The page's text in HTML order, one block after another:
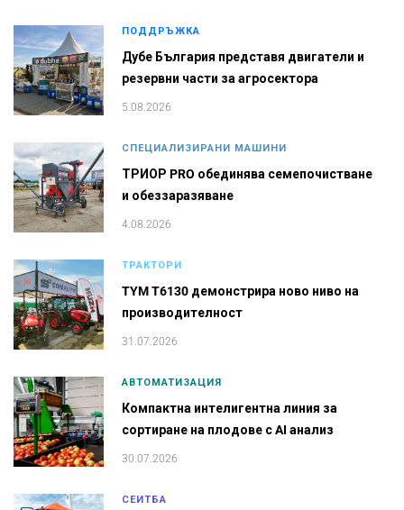
ПОДДРЪЖКА
Дубе България представя двигатели и
резервни части за агросектора
5.08.2026
СПЕЦИАЛИЗИРАНИ МАШИНИ
ТРИОР PRO обединява семепочистване
и обеззаразяване
4.08.2026
ТРАКТОРИ
TYM T6130 демонстрира ново ниво на
производителност
31.07.2026
АВТОМАТИЗАЦИЯ
Компактна интелигентна линия за
сортиране на плодове с AI анализ
30.07.2026
СЕИТБА